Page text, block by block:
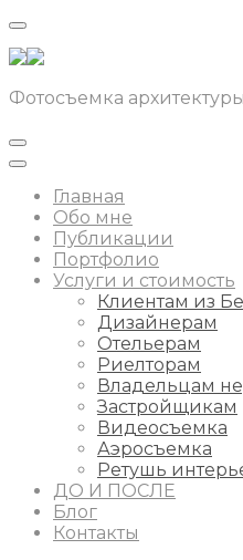
Фотосъемка
Главная
Обо мне
Публикации
Портфолио
Услуги и стоимость
Клиентам из
Дизайнерам
Отельерам
Риелторам
Владельцам
Застройщикам
Видеосъемка
Аэросъемка
Ретушь
ДО И ПОСЛЕ
Блог
Контакты